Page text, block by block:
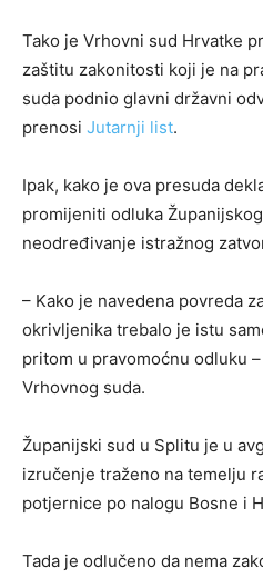
Tako je Vrhovni sud Hrvatke
zaštitu zakonitosti koji je na
suda podnio glavni državni
prenosi Jutarnji list.
Ipak, kako je ova presuda
promijeniti odluka
neodređivanje istražnog
– Kako je navedena povreda
okrivljenika trebalo je istu
pritom u pravomoćnu odluku
Vrhovnog suda.
Županijski sud u Splitu je u
izručenje traženo na temelju
potjernice po nalogu Bosne i
Tada je odlučeno da nema